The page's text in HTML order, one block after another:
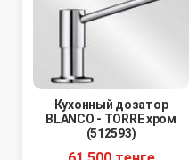
Кухонный дозатор
BLANCO - TORRE хром
(512593)